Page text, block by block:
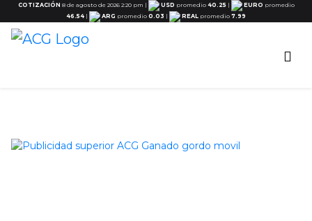
COTIZACIÓN 8 de agosto de 2026 2:20 pm | USD promedio 40.25 | EURO promedio
46.54 | ARG promedio 0.03 | REAL promedio 7.99